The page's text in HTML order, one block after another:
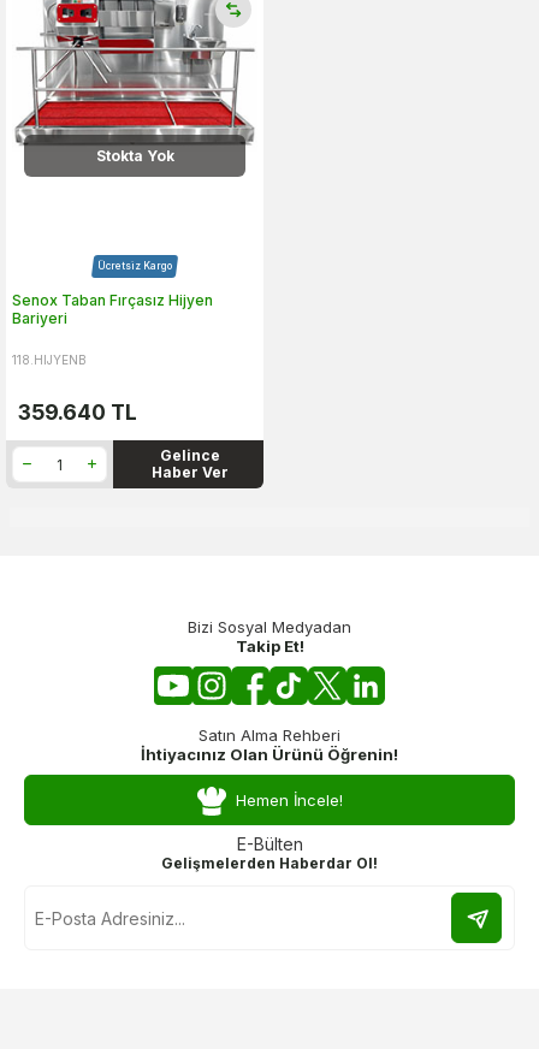
Stokta Yok
Ücretsiz Kargo
Senox Taban Fırçasız Hijyen
Bariyeri
118.HIJYENB
359.640 TL
Gelince
Haber Ver
Bizi Sosyal Medyadan
Takip Et!
Satın Alma Rehberi
İhtiyacınız Olan Ürünü Öğrenin!
Hemen İncele!
E-Bülten
Gelişmelerden Haberdar Ol!